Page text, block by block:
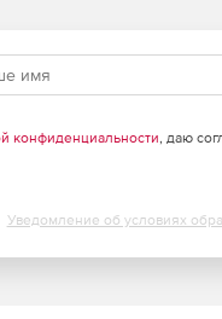
конфиденциальности, даю
Уведомление об условиях